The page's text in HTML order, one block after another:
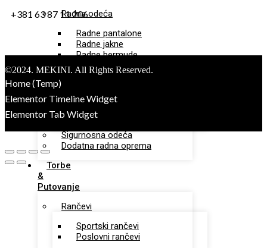
Radna odeća
Radne pantalone
Radne jakne
Radne bermude
Radni prsluci
Sigurnosna obuća
Radna obuća
Sigurnosna odeća
Dodatna radna oprema
Torbe
&
Putovanje
Rančevi
Sportski rančevi
Poslovni rančevi
+381 63 87 11 206
©2024. MEKINI. All Rights Reserved.
Home (Temp)
Elementor Timeline Widget
Elementor Tab Widget